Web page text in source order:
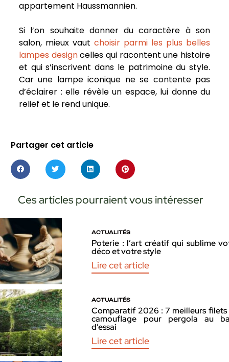
appartement Haussmannien.
Si l’on souhaite donner du caractère à son
salon, mieux vaut choisir parmi les plus belles
lampes designcelles qui racontent une histoire
et qui s’inscrivent dans le patrimoine du style.
Car une lampe iconique ne se contente pas
d’éclairer : elle révèle un espace, lui donne du
relief et le rend unique.
Partager cet article
Ces articles pourraient vous intéresser
ACTUALITÉS
Poterie : l’art créatif qui sublime
déco et votre style
Lire cet article
ACTUALITÉS
Comparatif 2026 : 7 meilleurs filets
camouflage pour pergola au
d’essai
Lire cet article